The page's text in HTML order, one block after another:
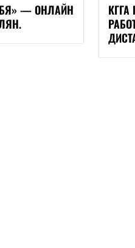
— ОНЛАЙН
КГГА